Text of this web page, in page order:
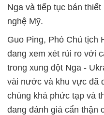
Nga và tiếp tục bán
nghệ Mỹ.
Guo Ping, Phó Chủ tịch
đang xem xét rủi ro với
trong xung đột Nga -
vài nước và khu vực đã
chúng khá phức tạp và
đang đánh giá cẩn thận